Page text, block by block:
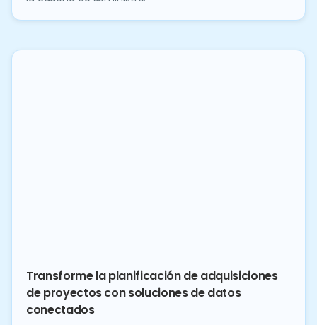
Transforme la planificación de adquisiciones
de proyectos con soluciones de datos
conectados